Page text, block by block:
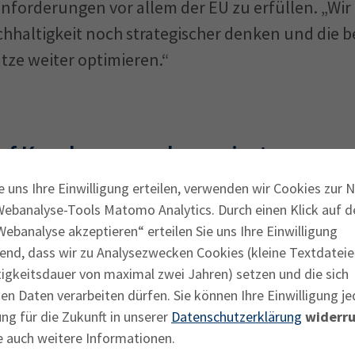
uns Ihre Einwilligung erteilen, verwenden wir Cookies zur
Tools Matomo Analytics. Durch einen Klick auf
akzeptieren“ erteilen Sie uns Ihre Einwilligung
dass wir zu Analysezwecken Cookies (kleine
von maximal zwei Jahren) setzen und die sich
Daten verarbeiten dürfen. Sie können Ihre Einwilligung
für die Zukunft in unserer Datenschutzerklärung
auch weitere Informationen.
vor allem der EU zu erfüllen.
noch strategischer denken und die
weiter optimieren.“
Kundenwunsch reagiert
startete SGF bereits in den frühen
Zugleich setzte das Unternehmen die
um: Es bedient den
16949, erreicht im EcoVadis-
Carbon Disclosure Project. Letzteres ist
freiwillig ihre Umweltdaten